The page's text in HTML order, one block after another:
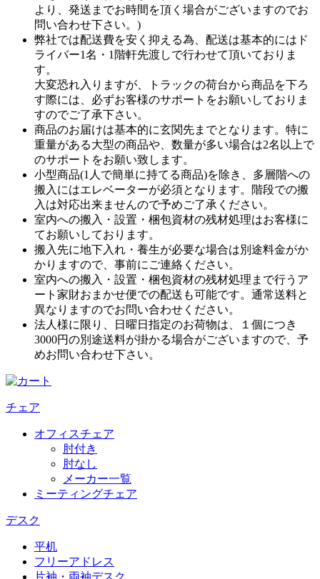
より、発送までお時間を頂く場合がございますのでお
問い合わせ下さい。)
弊社では配送費を安く抑える為、配送は基本的にはド
ライバー1名・1階軒先渡しで行わせて頂いておりま
す。
大変恐れ入りますが、トラックの荷台から商品を下ろ
す際には、必ずお客様のサポートをお願いしておりま
すのでご了承下さい。
商品のお届けは基本的に玄関先までとなります。特に
重量がある大型の商品や、数量が多い場合は2名以上で
のサポートをお願い致します。
小型商品(1人で簡単に持てる商品)を除き、多層階への
搬入にはエレベーターが必須となります。階段での搬
入は対応出来ませんので予めご了承ください。
室内への搬入・設置・梱包資材の残材処理はお客様に
てお願いしております。
搬入先に地下入れ・養生が必要な場合は別途料金がか
かりますので、事前にご連絡ください。
室内への搬入・設置・梱包資材の残材処理まで行うア
ート家財おまかせ便での配送も可能です。通常送料と
異なりますのでお問い合わせください。
法人様に限り、日曜日指定のお荷物は、１個につき
3000円の別途送料が掛かる場合がございますので、予
めお問い合わせ下さい。
チェア
オフィスチェア
肘付き
肘なし
メーカー一覧
ミーティングチェア
デスク
平机
フリーアドレス
片袖・両袖デスク